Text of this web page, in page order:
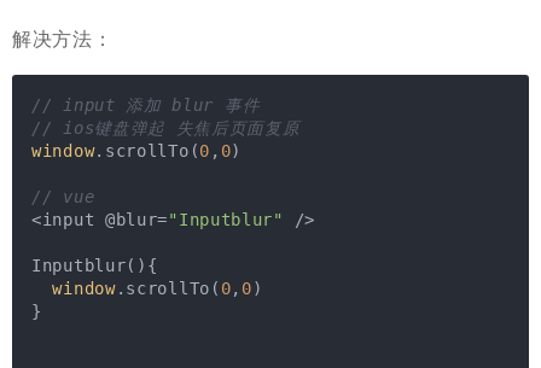
解决方法：
// input 添加 blur 事件
// ios键盘弹起 失焦后页面复原
window.scrollTo(0 , 0)
// vue
<input @blur="Inputblur" />
Inputblur(){
window.scrollTo( 0, 0)
}